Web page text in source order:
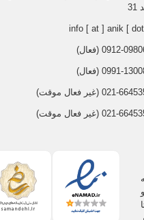
info [ at ] anik [
(فعال)
(فعال)
(غیر فعال موقت)
(غیر فعال موقت)